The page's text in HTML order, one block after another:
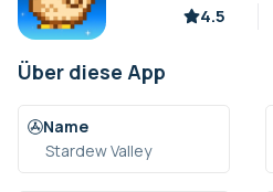
4.5
Über diese App
Name
Stardew Valley